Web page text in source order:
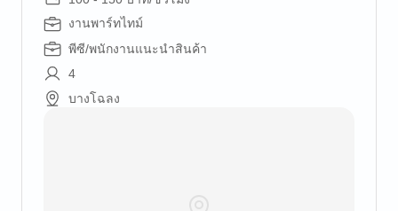
งานพาร์ทไทม์
พีซี/พนักงานแนะนำสินค้า
4
บางโฉลง